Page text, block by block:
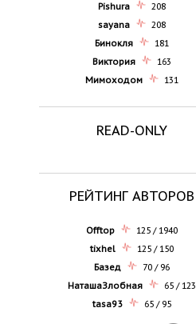
Pishura
208
sayana
208
Бинокля
181
Виктория
163
Мимоходом
131
READ-ONLY
РЕЙТИНГ АВТОРОВ
Offtop
125 / 1940
tixhel
125 / 150
Базед
70 / 96
НаташаЗлобная
65 / 123
tasa93
65 / 95